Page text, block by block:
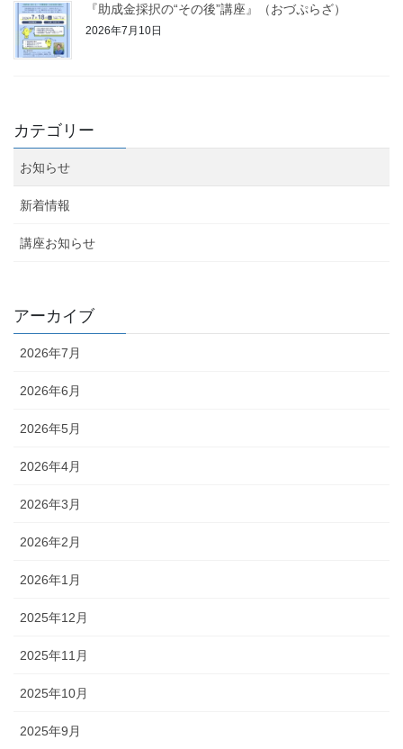
『助成金採択の“その後”講座』（おづぷらざ）
2026年7月10日
カテゴリー
お知らせ
新着情報
講座お知らせ
アーカイブ
2026年7月
2026年6月
2026年5月
2026年4月
2026年3月
2026年2月
2026年1月
2025年12月
2025年11月
2025年10月
2025年9月